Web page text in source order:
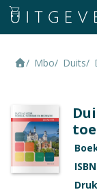
Mbo Duits